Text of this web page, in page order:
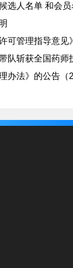
选人名单 和会员
可管理指导意见
队斩获全国药师
办法》的公告（